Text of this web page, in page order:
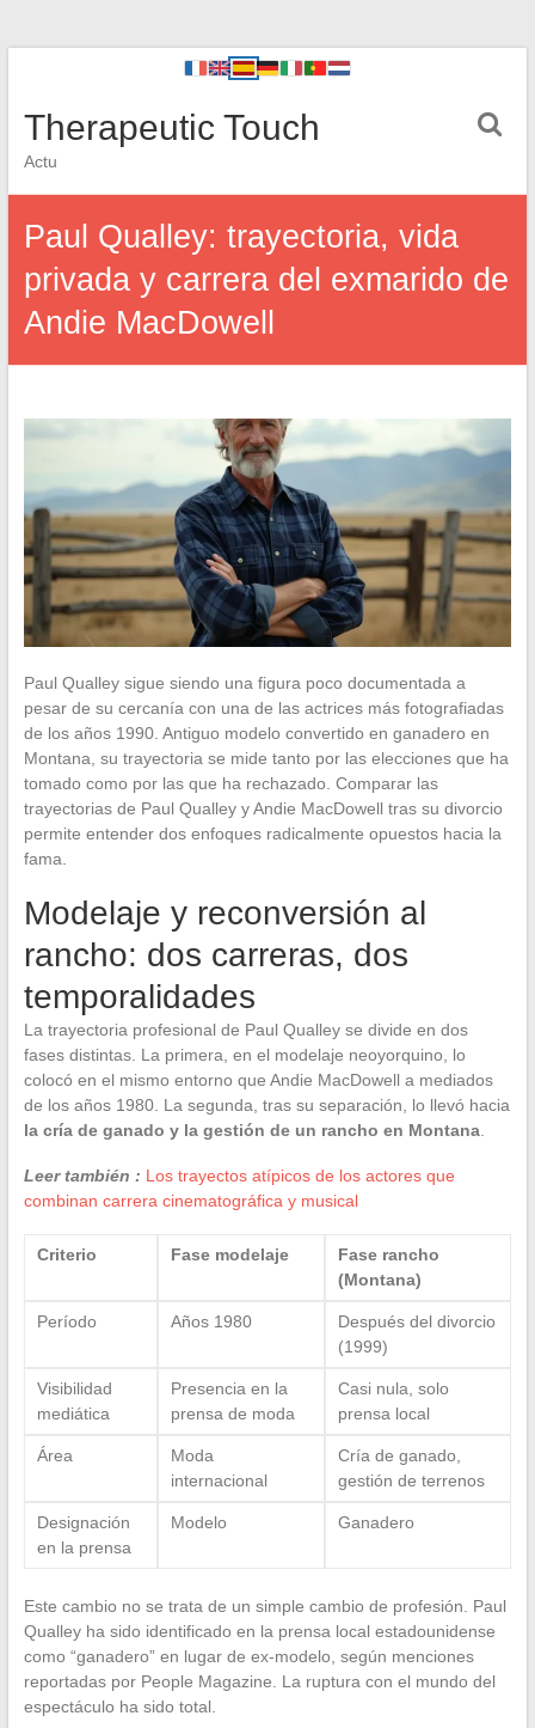
Therapeutic Touch
Actu
Paul Qualley: trayectoria, vida
privada y carrera del exmarido de
Andie MacDowell
Paul Qualley sigue siendo una figura poco documentada a
pesar de su cercanía con una de las actrices más fotografiadas
de los años 1990. Antiguo modelo convertido en ganadero en
Montana, su trayectoria se mide tanto por las elecciones que ha
tomado como por las que ha rechazado. Comparar las
trayectorias de Paul Qualley y Andie MacDowell tras su divorcio
permite entender dos enfoques radicalmente opuestos hacia la
fama.
Modelaje y reconversión al
rancho: dos carreras, dos
temporalidades
La trayectoria profesional de Paul Qualley se divide en dos
fases distintas. La primera, en el modelaje neoyorquino, lo
colocó en el mismo entorno que Andie MacDowell a mediados
de los años 1980. La segunda, tras su separación, lo llevó hacia
la cría de ganado y la gestión de un rancho en Montana.
Leer también : Los trayectos atípicos de los actores que
combinan carrera cinematográfica y musical
Criterio Fase modelaje
Fase rancho
(Montana)
Período Años 1980
Después del divorcio
(1999)
Visibilidad
mediática
Presencia en la
prensa de moda
Casi nula, solo
prensa local
Área
Moda
internacional
Cría de ganado,
gestión de terrenos
Designación
en la prensa
Modelo Ganadero
Este cambio no se trata de un simple cambio de profesión. Paul
Qualley ha sido identificado en la prensa local estadounidense
como “ganadero” en lugar de ex-modelo, según menciones
reportadas por People Magazine. La ruptura con el mundo del
espectáculo ha sido total.